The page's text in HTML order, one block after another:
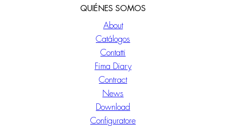
QUIÉNES SOMOS
About
Catálogos
Contatti
Fima Diary
Contract
News
Download
Configuratore